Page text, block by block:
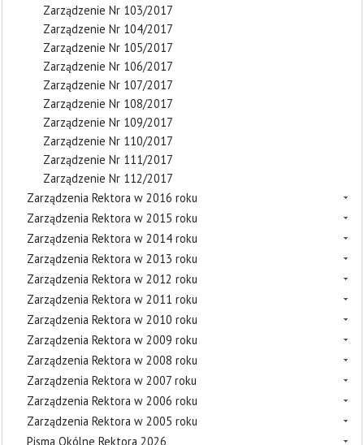
Zarządzenie Nr 103/2017
Zarządzenie Nr 104/2017
Zarządzenie Nr 105/2017
Zarządzenie Nr 106/2017
Zarządzenie Nr 107/2017
Zarządzenie Nr 108/2017
Zarządzenie Nr 109/2017
Zarządzenie Nr 110/2017
Zarządzenie Nr 111/2017
Zarządzenie Nr 112/2017
Zarządzenia Rektora w 2016 roku
Zarządzenia Rektora w 2015 roku
Zarządzenia Rektora w 2014 roku
Zarządzenia Rektora w 2013 roku
Zarządzenia Rektora w 2012 roku
Zarządzenia Rektora w 2011 roku
Zarządzenia Rektora w 2010 roku
Zarządzenia Rektora w 2009 roku
Zarządzenia Rektora w 2008 roku
Zarządzenia Rektora w 2007 roku
Zarządzenia Rektora w 2006 roku
Zarządzenia Rektora w 2005 roku
Pisma Okólne Rektora 2026